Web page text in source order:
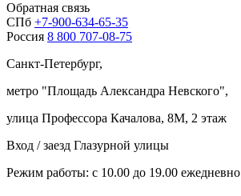
Обратная связь
СПб +7-900-634-65-35
Россия 8 800 707-08-75
Санкт-Петербург,
метро "Площадь Александра Невского",
улица Профессора Качалова, 8М, 2 этаж
Вход / заезд Глазурной улицы
Режим работы: с 10.00 до 19.00 ежедневно